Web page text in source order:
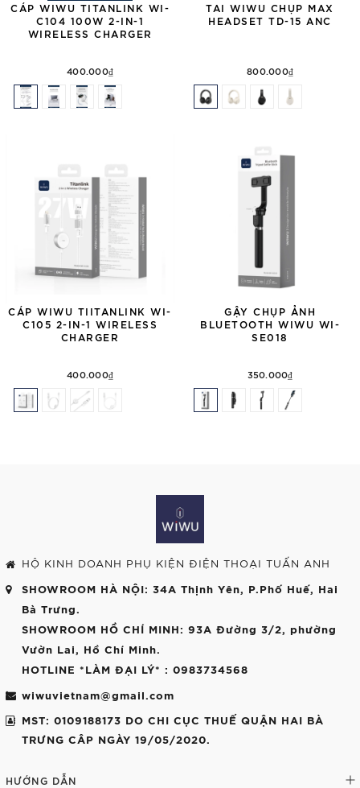
CÁP WIWU TITANLINK WI-
C104 100W 2-IN-1
WIRELESS CHARGER
400.000₫
TAI WIWU CHỤP MAX
HEADSET TD-15 ANC
800.000₫
CÁP WIWU TIITANLINK WI-
C105 2-IN-1 WIRELESS
CHARGER
400.000₫
GẬY CHỤP ẢNH
BLUETOOTH WIWU WI-
SE018
350.000₫
HỘ KINH DOANH PHỤ KIỆN ĐIỆN THOẠI TUẤN ANH
SHOWROOM HÀ NỘI: 34A Thịnh Yên, P.Phố Huế, Hai
Bà Trưng.
SHOWROOM HỒ CHÍ MINH: 93A Đường 3/2, phường
Vườn Lai, Hồ Chí Minh.
HOTLINE *LÀM ĐẠI LÝ* : 0983734568
wiwuvietnam@gmail.com
MST: 0109188173 DO CHI CỤC THUẾ QUẬN HAI BÀ
TRƯNG CÂP NGÀY 19/05/2020.
HƯỚNG DẪN